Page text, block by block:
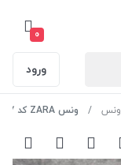
0
ورود
ونس ونس ZARA کد 7 رنگ سرمه ای سایز 41